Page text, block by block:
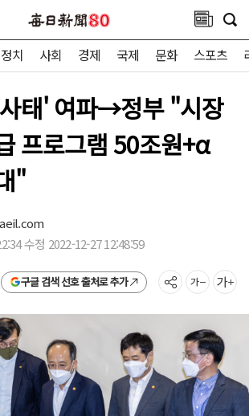
정치 사회 경제 국제 문화 스포츠
태' 여파→정부 "시장
프로그램 50조원+α
"
수정 2022-12-27 12:48:59
구글 검색 선호 출처로 추가